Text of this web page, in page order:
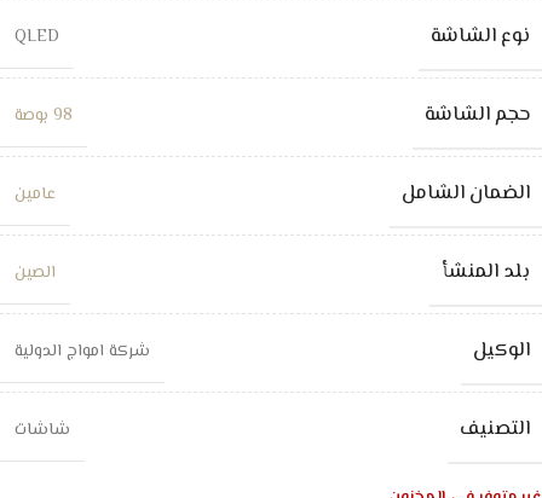
نوع الشاشة QLED
حجم الشاشة 98 بوصة
الضمان الشامل عامين
بلد المنشأ الصين
الوكيل شركة امواج الدولية
التصنيف شاشات